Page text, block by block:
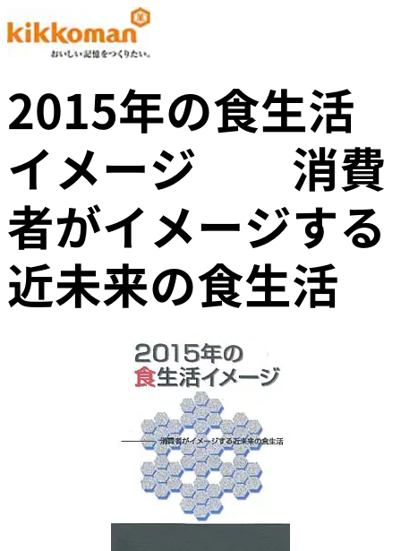
2015年の食生活
イメージ 消費
者がイメージする
近未来の食生活